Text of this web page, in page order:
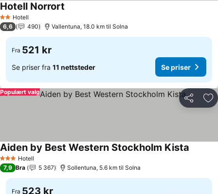
2 Stjerner
Hotell
Hotell Norrort
6,6 490 Vallentuna, 18.0 km til Solna
Fra 521 kr
Se priser fra 11 nettsteder Se priser
Del
Populært valg
3 StjernerHotell
Aiden by Best Western Stockholm Kista
7,9 Bra 5 367 Sollentuna, 5.6 km til Solna
Fra 523 kr